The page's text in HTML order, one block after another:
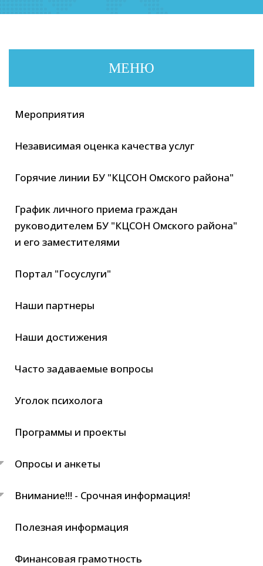
МЕНЮ
Мероприятия
Независимая оценка качества услуг
Горячие линии БУ "КЦСОН Омского района"
График личного приема граждан
руководителем БУ "КЦСОН Омского района"
и его заместителями
Портал "Госуслуги"
Наши партнеры
Наши достижения
Часто задаваемые вопросы
Уголок психолога
Программы и проекты
Опросы и анкеты
Внимание!!! - Срочная информация!
Полезная информация
Финансовая грамотность